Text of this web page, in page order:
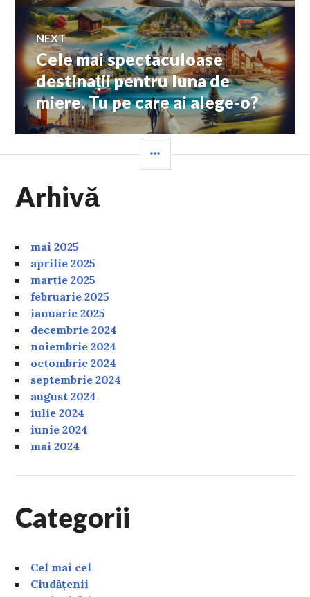
NEXT
Next
post:
Cele mai spectaculoase
destinații pentru luna de
miere. Tu pe care ai alege-o?
Arhivă
mai 2025
aprilie 2025
martie 2025
februarie 2025
ianuarie 2025
decembrie 2024
noiembrie 2024
octombrie 2024
septembrie 2024
august 2024
iulie 2024
iunie 2024
mai 2024
Categorii
Cel mai cel
Ciudățenii